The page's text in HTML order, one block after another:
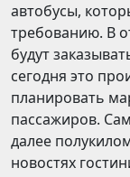
автобусы,
требованию. В
будут
сегодня это
планировать
пассажиров.
далее
новостях